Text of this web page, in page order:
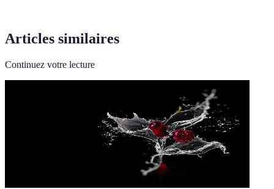
Articles similaires
Continuez votre lecture